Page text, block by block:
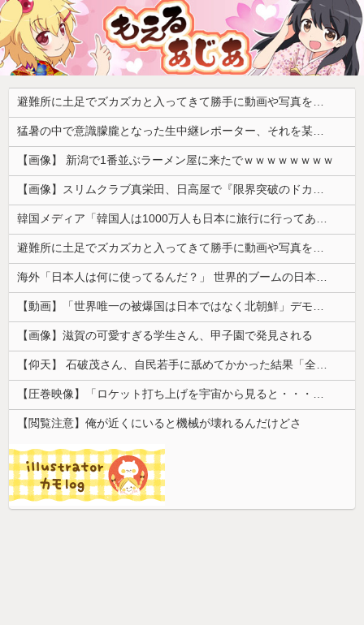
避難所に土足でズカズカと入ってきて勝手に動画や写真を撮影したメディア取材陣、挙句の果てに要求してきたのは……
猛暑の中で意識朦朧となった生中継レポーター、それを某出演者が爆笑しながら現場レポート続行を強制する動画が再注目されて……
【画像】 新潟で1番並ぶラーメン屋に来たでｗｗｗｗｗｗｗｗ
【画像】スリムクラブ真栄田、日高屋で『限界突破のドカ食い』を披露するｗｗｗｗｗｗ
韓国メディア「韓国人は1000万人も日本に旅行に行ってあげるのに、どうして日本人は韓国に来ないのか」自国に魅力がないのを棚に上げて日本を分析
避難所に土足でズカズカと入ってきて勝手に動画や写真を撮影したメディア取材陣、挙句の果てに要求してきたのは……
海外「日本人は何に使ってるんだ？」 世界的ブームの日本の食品、買ってみたものの使い道が分からない外国人が続出
【動画】「世界唯一の被爆国は日本ではなく北朝鮮」デモが開催される
【画像】滋賀の可愛すぎる学生さん、甲子園で発見される
【仰天】 石破茂さん、自民若手に舐めてかかった結果「全てを失うｗｗｗｗｗ」
【圧巻映像】「ロケット打ち上げを宇宙から見ると・・・」の動画が衝撃的
【閲覧注意】俺が近くにいると機械が壊れるんだけどさ